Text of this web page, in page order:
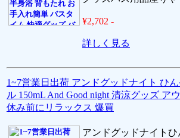
¥2,702 -
詳しく見る
1~7営業日出荷 アンドグッドナイト ひ
ル 150mL And Good night 清涼グッズ ア
休み前にリラックス 爆買
アンドグッドナイト